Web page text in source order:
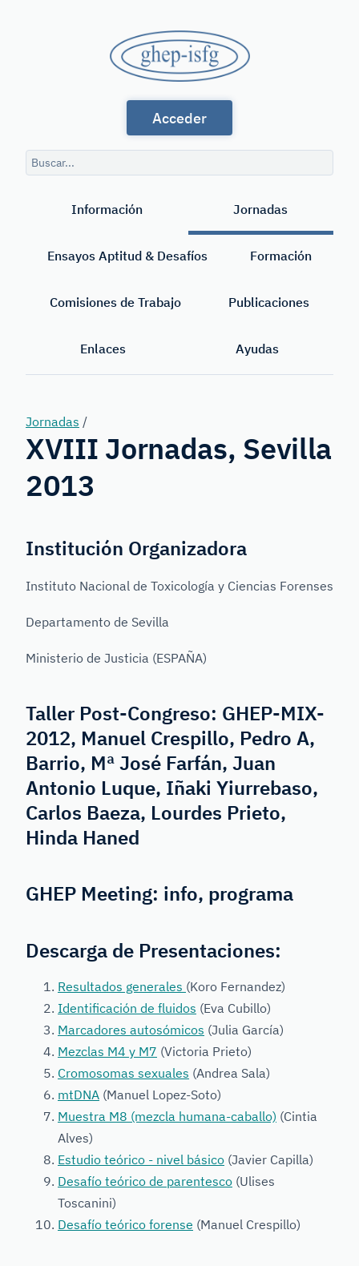
GHEP
-
ISFG
Habla
Española
International
Forensic
Acceder
Consulta
de
Información Jornadas
Ensayos Aptitud & Desafíos Formación
Comisiones de Trabajo Publicaciones
Enlaces Ayudas
Jornadas /
XVIII Jornadas, Sevilla
2013
Institución Organizadora
Instituto Nacional de Toxicología y Ciencias Forenses
Departamento de Sevilla
Ministerio de Justicia (ESPAÑA)
Taller Post-Congreso: GHEP-MIX-
2012, Manuel Crespillo, Pedro A,
Barrio, Mª José Farfán, Juan
Antonio Luque, Iñaki Yiurrebaso,
Carlos Baeza, Lourdes Prieto,
Hinda Haned
GHEP Meeting: info, programa
Descarga de Presentaciones:
Resultados generales (Koro Fernandez)
Identificación de fluidos (Eva Cubillo)
Marcadores autosómicos (Julia García)
Mezclas M4 y M7 (Victoria Prieto)
Cromosomas sexuales (Andrea Sala)
mtDNA (Manuel Lopez-Soto)
Muestra M8 (mezcla humana-caballo) (Cintia
Alves)
Estudio teórico - nivel básico (Javier Capilla)
Desafío teórico de parentesco (Ulises
Toscanini)
Desafío teórico forense (Manuel Crespillo)